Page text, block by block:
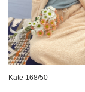
Kate 168/50